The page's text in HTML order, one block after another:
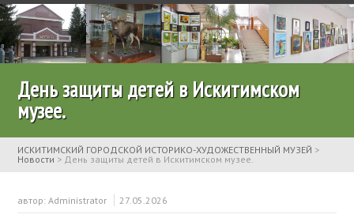
День защиты детей в Искитимском
музее.
ИСКИТИМСКИЙ ГОРОДСКОЙ ИСТОРИКО-ХУДОЖЕСТВЕННЫЙ МУЗЕЙ >
Новости > День защиты детей в Искитимском музее.
автор:Administrator 27.05.2026